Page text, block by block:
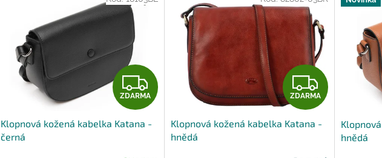
Z
D
A
ZDARMA
Klopnová kožená kabelka Katana -
černá
Z
D
A
ZDARMA
Klopnová kožená kabelka Katana -
hnědá
hnědá